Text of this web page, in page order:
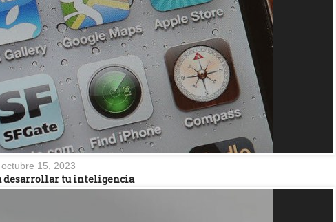
octubre 15, 2023
desarrollar tu inteligencia